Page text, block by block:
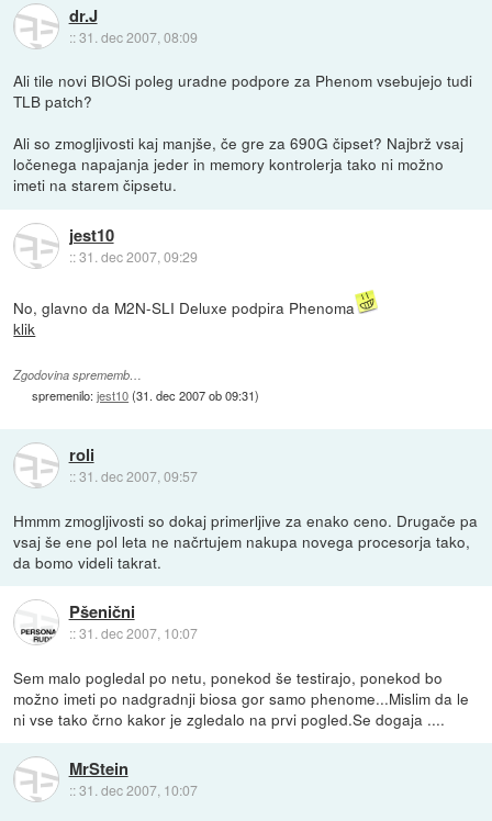
dr.J
::31. dec 2007, 08:09
Ali tile novi BIOSi poleg uradne podpore za Phenom vsebujejo tudi
TLB patch?
Ali so zmogljivosti kaj manjše, če gre za 690G čipset? Najbrž vsaj
ločenega napajanja jeder in memory kontrolerja tako ni možno
imeti na starem čipsetu.
jest10
::31. dec 2007, 09:29
No, glavno da M2N-SLI Deluxe podpira Phenoma
klik
Zgodovina sprememb…
spremenilo:jest10(31. dec 2007 ob 09:31)
roli
::31. dec 2007, 09:57
Hmmm zmogljivosti so dokaj primerljive za enako ceno. Drugače pa
vsaj še ene pol leta ne načrtujem nakupa novega procesorja tako,
da bomo videli takrat.
Pšenični
::31. dec 2007, 10:07
Sem malo pogledal po netu, ponekod še testirajo, ponekod bo
možno imeti po nadgradnji biosa gor samo phenome...Mislim da le
ni vse tako črno kakor je zgledalo na prvi pogled.Se dogaja ....
MrStein
::31. dec 2007, 10:07